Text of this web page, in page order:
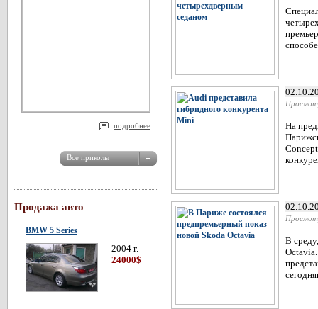
подробнее
Продажа авто
BMW 5 Series
2004 г.
24000$
На
В